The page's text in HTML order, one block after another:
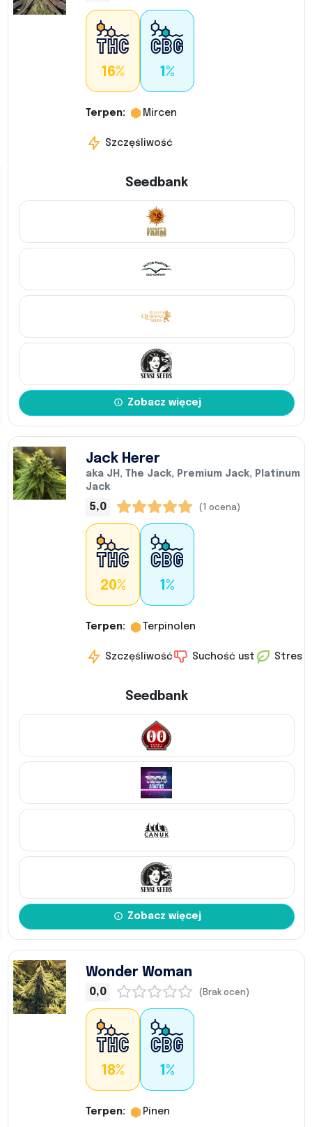
16% 1%
Terpen: Mircen
Szczęśliwość
Seedbank
Zobacz więcej
Jack Herer
aka JH, The Jack, Premium Jack, Platinum
Jack
5,0 (1 ocena)
20% 1%
Terpen: Terpinolen
Szczęśliwość Suchość ust Stres
Seedbank
Zobacz więcej
Wonder Woman
0,0 (Brak ocen)
18% 1%
Terpen: Pinen